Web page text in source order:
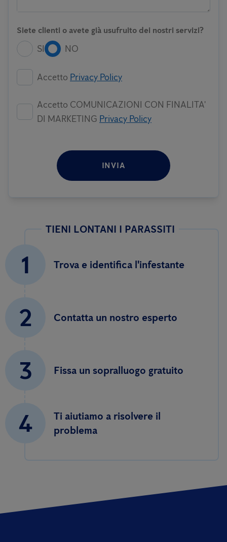
Siete clienti o avete già usufruito dei nostri servizi?
SI NO
Accetto Privacy Policy
Accetto COMUNICAZIONI CON FINALITA'
DI MARKETING Privacy Policy
INVIA
TIENI LONTANI I PARASSITI
1 Trova e identifica l'infestante
2 Contatta un nostro esperto
3 Fissa un sopralluogo gratuito
4
Ti aiutiamo a risolvere il
problema